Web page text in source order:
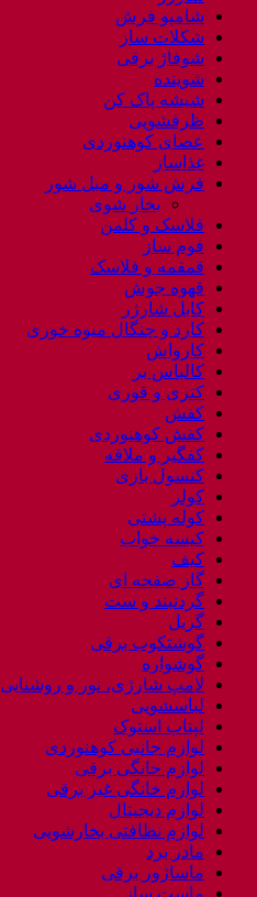
شامپو فرش
شکلات ساز
شوفاژ برقی
شوینده
شیشه پاک کن
ظرفشویی
عصای کوهنوردی
غذاساز
فرش شور و مبل شور
بخار شوی
فلاسک و کلمن
فوم ساز
قمقمه و فلاسک
قهوه جوش
کابل شارژر
کارد و چنگال میوه خوری
کارواش
کالباس بر
کتری و قوری
کفش
کفش کوهنوردی
کفگیر و ملاقه
کنسول بازی
کولر
کوله پشتی
کیسه خواب
کیف
گاز صفحه ای
گردنبند و ست
گریل
گوشتکوب برقی
گوشواره
لامپ شارژی، نور و روشنایی
لباسشویی
لپتاب استوک
لوازم جانبی کوهنوردی
لوازم خانگی برقی
لوازم خانگی غیر برقی
لوازم دیجیتال
لوازم نظافتی بخارشویی
مادر برد
ماساژور برقی
ماست ساز